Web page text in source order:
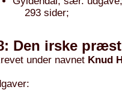
293 sider;
Den irske
under navnet Knud